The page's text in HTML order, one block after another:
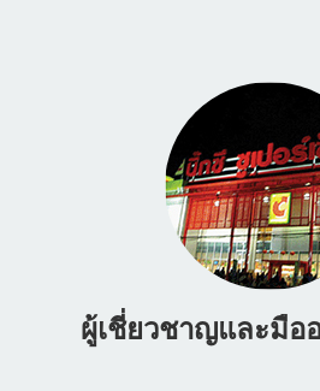
ผู้เชี่ยวชาญและมือ